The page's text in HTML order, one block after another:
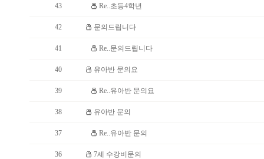
43 Re..초등4학년
42 문의드립니다
41 Re..문의드립니다
40 유아반 문의요
39 Re..유아반 문의요
38 유아반 문의
37 Re..유아반 문의
36 7세 수강비문의